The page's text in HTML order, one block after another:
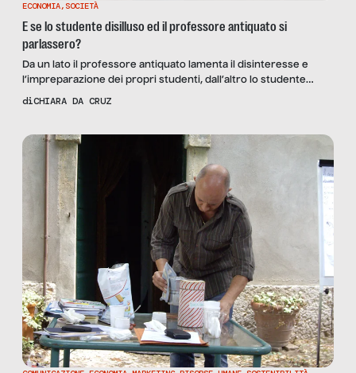
ECONOMIA, SOCIETÀ
E se lo studente disilluso ed il professore antiquato si
parlassero?
Da un lato il professore antiquato lamenta il disinteresse e
l’impreparazione dei propri studenti, dall’altro lo studente
disilluso punta ad ottenere un pezzo di carta facendo esami
professore antiquato si parlassero? Prima di scoprire cosa ne
verrebbe […]
diCHIARA DA CRUZ